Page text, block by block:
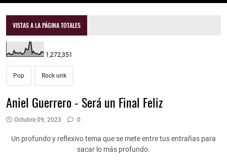
VISTAS A LA PÁGINA TOTALES
1,272,351
Pop Rock unk
Aniel Guerrero - Será un Final Feliz
Octubre 09, 2023 0
Un profundo y reflexivo tema que se mete entre tus entrañas para
sacar lo más profundo.